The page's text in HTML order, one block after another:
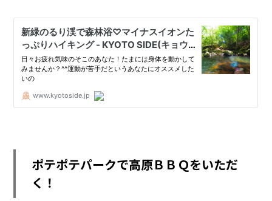
ポテポテパークで高原ＢＢＱをいただ
く！